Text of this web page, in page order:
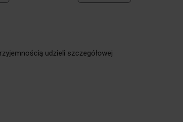
udzieli szczegółowej